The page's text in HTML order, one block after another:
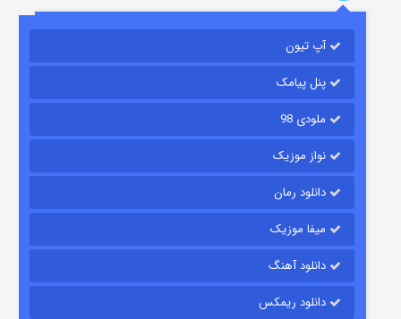
مردگان متحرک: شهر مرده ۳
قسمت۲ (زیرنویس) منتشر شد
قسمت۷ (زیرنویس) منتشر شد
آپ تیون
پنل پیامک
ملودی 98
نواز موزیک
دانلود رمان
میفا موزیک
دانلود آهنگ
دانلود ریمکس